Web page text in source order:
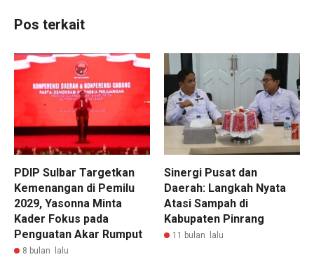
Pos terkait
PDIP Sulbar Targetkan
Kemenangan di Pemilu
2029, Yasonna Minta
Kader Fokus pada
Penguatan Akar Rumput
8 bulan lalu
Sinergi Pusat dan
Daerah: Langkah Nyata
Atasi Sampah di
Kabupaten Pinrang
11 bulan lalu